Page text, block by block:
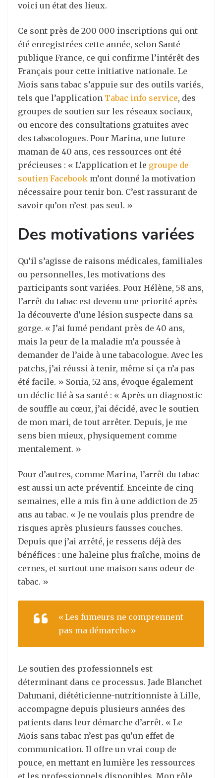
voici un état des lieux.
Ce sont près de 200 000 inscriptions qui ont
été enregistrées cette année, selon Santé
publique France, ce qui confirme l’intérêt des
Français pour cette initiative nationale. Le
Mois sans tabac s’appuie sur des outils variés,
tels que l’application Tabac info service, des
groupes de soutien sur les réseaux sociaux,
ou encore des consultations gratuites avec
des tabacologues. Pour Marina, une future
maman de 40 ans, ces ressources ont été
précieuses : « L’application et le groupe de
soutien Facebook m’ont donné la motivation
nécessaire pour tenir bon. C’est rassurant de
savoir qu’on n’est pas seul. »
Des motivations variées
Qu’il s’agisse de raisons médicales, familiales
ou personnelles, les motivations des
participants sont variées. Pour Hélène, 58 ans,
l’arrêt du tabac est devenu une priorité après
la découverte d’une lésion suspecte dans sa
gorge. « J’ai fumé pendant près de 40 ans,
mais la peur de la maladie m’a poussée à
demander de l’aide à une tabacologue. Avec les
patchs, j’ai réussi à tenir, même si ça n’a pas
été facile. » Sonia, 52 ans, évoque également
un déclic lié à sa santé : « Après un diagnostic
de souffle au cœur, j’ai décidé, avec le soutien
de mon mari, de tout arrêter. Depuis, je me
sens bien mieux, physiquement comme
mentalement. »
Pour d’autres, comme Marina, l’arrêt du tabac
est aussi un acte préventif. Enceinte de cinq
semaines, elle a mis fin à une addiction de 25
ans au tabac. « Je ne voulais plus prendre de
risques après plusieurs fausses couches.
Depuis que j’ai arrêté, je ressens déjà des
bénéfices : une haleine plus fraîche, moins de
cernes, et surtout une maison sans odeur de
tabac. »
« Les fumeurs ne comprennent
pas ma démarche »
Le soutien des professionnels est
déterminant dans ce processus. Jade Blanchet
Dahmani, diététicienne-nutritionniste à Lille,
accompagne depuis plusieurs années des
patients dans leur démarche d’arrêt. « Le
Mois sans tabac n’est pas qu’un effet de
communication. Il offre un vrai coup de
pouce, en mettant en lumière les ressources
et les professionnels disponibles. Mon rôle